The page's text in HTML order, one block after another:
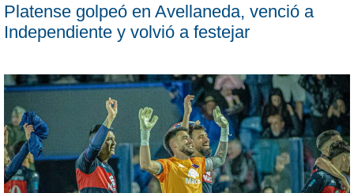
Platense golpeó en Avellaneda, venció a
Independiente y volvió a festejar